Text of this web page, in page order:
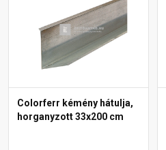
Colorferr kémény hátulja,
horganyzott 33x200 cm